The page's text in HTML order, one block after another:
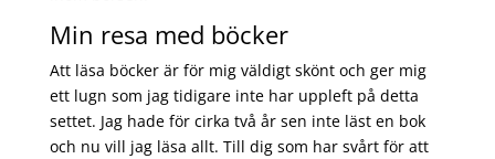
Min resa med böcker
Att läsa böcker är för mig väldigt skönt och ger mig
ett lugn som jag tidigare inte har uppleft på detta
settet. Jag hade för cirka två år sen inte läst en bok
och nu vill jag läsa allt. Till dig som har svårt för att